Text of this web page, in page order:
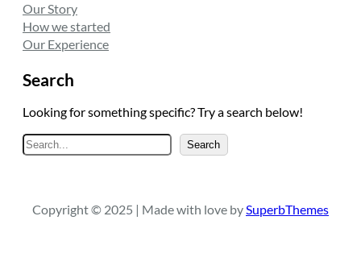
Our Story
How we started
Our Experience
Search
Looking for something specific? Try a search below!
A
r
Search
Copyright © 2025 | Made with love bySuperbThemes